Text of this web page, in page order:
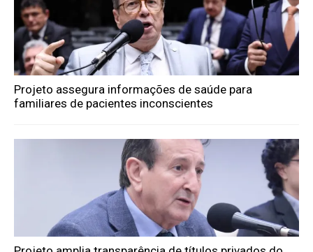
Projeto assegura informações de saúde para
familiares de pacientes inconscientes